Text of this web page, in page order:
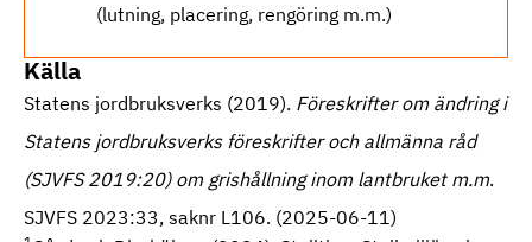
(lutning, placering, rengöring m.m.)
Källa
Statens jordbruksverks (2019). Föreskrifter om ändring i
Statens jordbruksverks föreskrifter och allmänna råd
(SJVFS 2019:20) om grishållning inom lantbruket m.m.
SJVFS 2023:33, saknr L106. (2025-06-11)